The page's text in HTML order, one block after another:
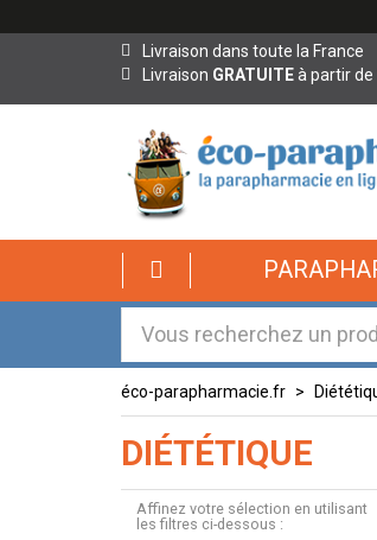
Livraison dans toute la France
Livraison GRATUITEà partir de
éco-parapharmacie.fr
DIÉTÉTIQUE
Affinez votre sélection en utilisant
les filtres ci-dessous :